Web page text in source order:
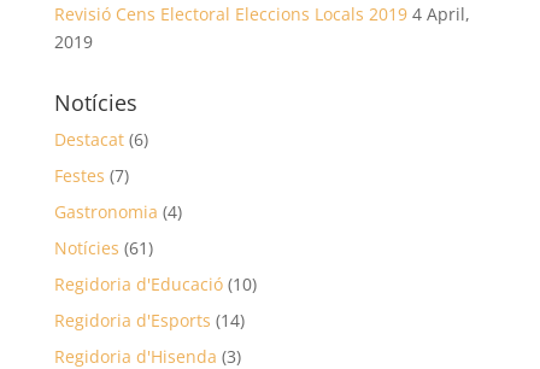
Revisió Cens Electoral Eleccions Locals 2019 4 April,
2019
Notícies
Destacat(6)
Festes (7)
Gastronomia (4)
Notícies (61)
Regidoria d'Educació(10)
Regidoria d'Esports (14)
Regidoria d'Hisenda (3)